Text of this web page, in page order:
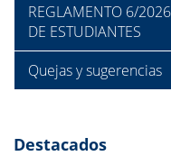
REGLAMENTO 6/
DE ESTUDIANTES
Quejas y sugerencias
Destacados